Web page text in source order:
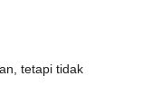
tetapi tidak